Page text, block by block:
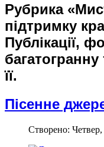
Рубрика
підтримку
Публікації,
її.
Пісенне
Створено: